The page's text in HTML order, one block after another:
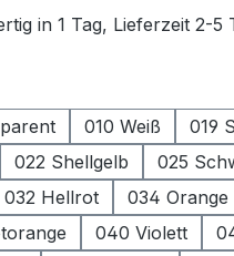
in 1 Tag, Lieferzeit 2-5
010 Weiß 019
022 Shellgelb
025
032 Hellrot
034 Orange
040 Violett